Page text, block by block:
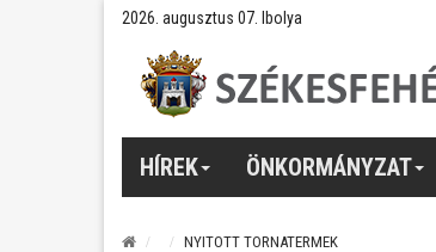
2026. augusztus 07. Ibolya
HÍREK ÖNKORMÁNYZAT
NYITOTT TORNATERMEK